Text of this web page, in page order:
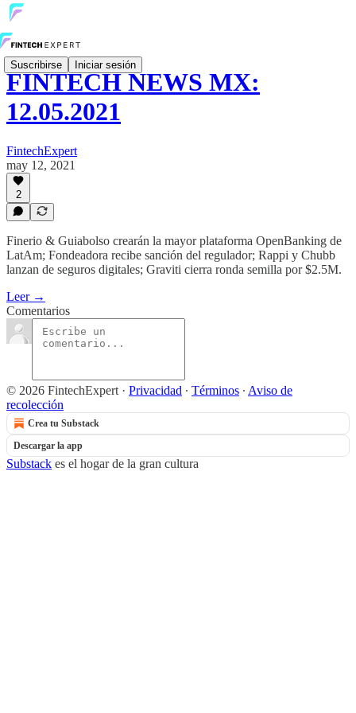
Suscribirse Iniciar sesión
FINTECH NEWS MX:
12.05.2021
FintechExpert
may 12, 2021
2
Finerio & Guiabolso crearán la mayor plataforma OpenBanking de
LatAm; ​Fondeadora recibe sanción del regulador; Rappi y Chubb
lanzan de seguros digitales; Graviti cierra ronda semilla por $2.5M.
Leer →
Comentarios
© 2026 FintechExpert · Privacidad ∙ Términos ∙ Aviso de
recolección
Crea tu Substack
Descargar la app
Substack es el hogar de la gran cultura